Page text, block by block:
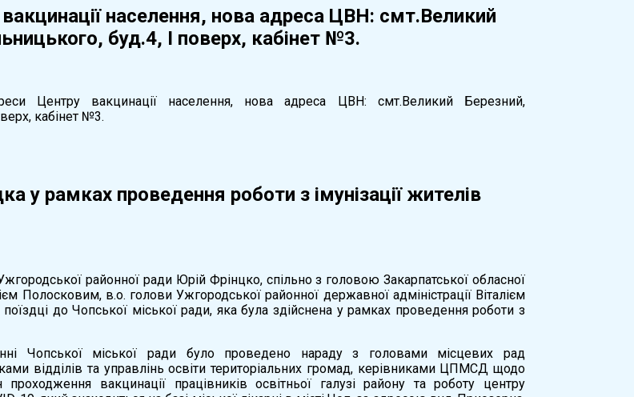
населення, нова адреса ЦВН: смт.Великий
буд.4, І поверх, кабінет №3.
Центру вакцинації населення, нова адреса ЦВН: смт.Великий Березний,
кабінет №3.
у рамках проведення роботи з імунізації жителів
районної ради Юрій Фрінцко, спільно з головою Закарпатської обласної
Полосковим, в.о. голови Ужгородської районної державної адміністрації Віталієм
до Чопської міської ради, яка була здійснена у рамках проведення роботи з
Чопської міської ради було проведено нараду з головами місцевих рад
відділів та управлінь освіти територіальних громад, керівниками ЦПМСД щодо
вакцинації працівників освітньої галузі району та роботу центру